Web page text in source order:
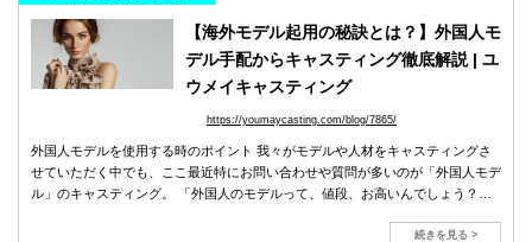
【海外モデル起用の秘訣とは？】外国人モ
デル手配からキャスティング徹底解説 | ユ
ウメイキャスティング
https://youmaycasting.com/blog/7865/
外国人モデルを使用する時のポイント 我々がモデルや人材をキャスティングさ
せていただく中でも、ここ最近特にお問い合わせや質問が多いのが「外国人モデ
ル」のキャスティング。 「外国人のモデルって、値段、お高いんでしょう？」
い？」 「スタッフの誰も英語を話せないけど…でもどうしても使いたいし…」
続きを見る >